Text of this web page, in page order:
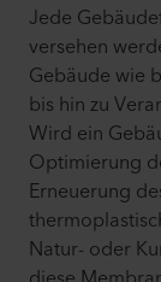
Jede
versehen
Gebäude wie
bis hin zu
Wird ein
Optimierung
Erneuerung
Natur- oder